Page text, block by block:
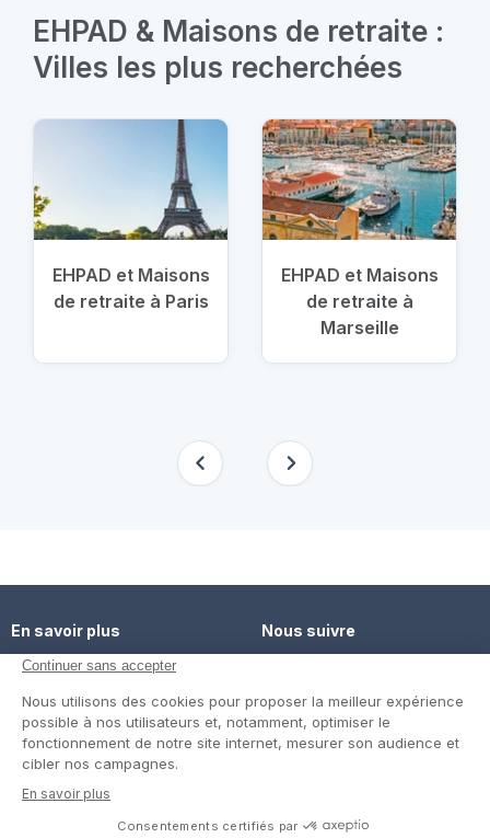
EHPAD & Maisons de retraite :
Villes les plus recherchées
EHPAD et Maisons
de retraite à Paris
EHPAD et Maisons
de retraite à
Marseille
En savoir plus
Comment ça marche ?
Un service de confiance
Contact
Nous suivre
Blog
© Cap Retraite 2016 - Tous droits réservés •
•Contact•Mentions légales•Politique de